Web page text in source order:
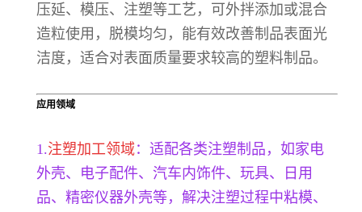
压延、模压、注塑等工艺，可外拌添加或混合
造粒使用，脱模均匀，能有效改善制品表面光
洁度，适合对表面质量要求较高的塑料制品。
应用领域
1.注塑加工领域 ：适配各类注塑制品，如家电
外壳、电子配件、汽车内饰件、玩具、日用
品、精密仪器外壳等，解决注塑过程中粘模、